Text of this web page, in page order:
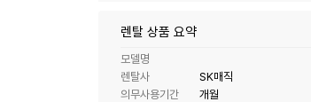
렌탈 상품 요약
모델명
렌탈사
SK매직
의무사용기간
개월